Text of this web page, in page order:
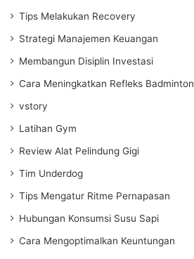
Tips Melakukan Recovery
Strategi Manajemen Keuangan
Membangun Disiplin Investasi
Cara Meningkatkan Refleks Badminton
vstory
Latihan Gym
Review Alat Pelindung Gigi
Tim Underdog
Tips Mengatur Ritme Pernapasan
Hubungan Konsumsi Susu Sapi
Cara Mengoptimalkan Keuntungan